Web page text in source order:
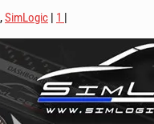
,SimLogic | 1 |